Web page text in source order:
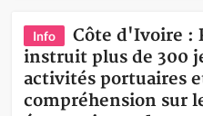
Info
Côte d'Ivoire :
instruit plus de 300
activités portuaires
compréhension sur